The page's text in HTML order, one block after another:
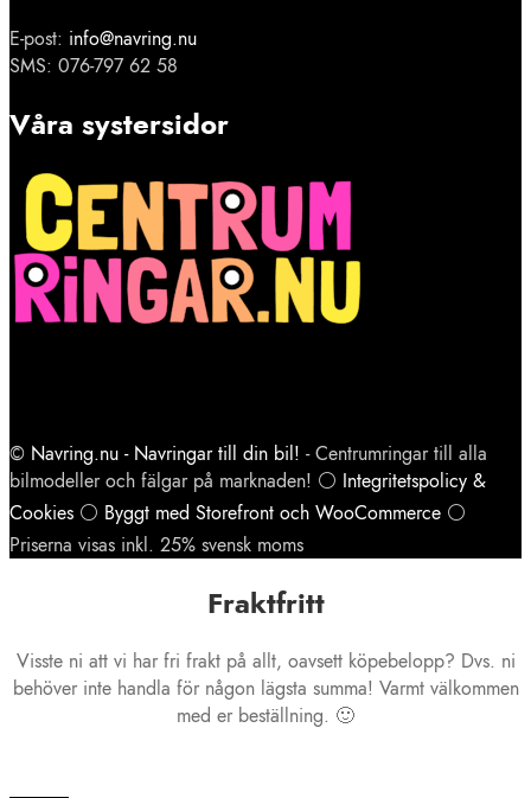
E-post: info@navring.nu
SMS: 076-797 62 58
Våra systersidor
© Navring.nu - Navringar till din bil! - Centrumringar till alla
bilmodeller och fälgar på marknaden! ⚪ Integritetspolicy &
Cookies ⚪ Byggt med Storefront och WooCommerce ⚪
Priserna visas inkl. 25% svensk moms
Fraktfritt
Visste ni att vi har fri frakt på allt, oavsett köpebelopp? Dvs. ni
behöver inte handla för någon lägsta summa! Varmt välkommen
med er beställning. 🙂